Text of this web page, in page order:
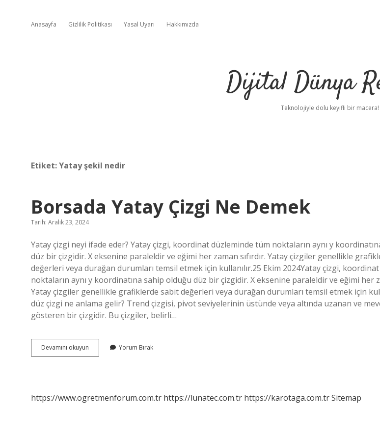
Anasayfa Gizlilik Politikası Yasal Uyarı Hakkımızda
Dijital Dünya
Teknolojiyle dolu keyifli bir macera!
Etiket:Yatay şekil nedir
Borsada Yatay Çizgi Ne Demek
Tarih: Aralık 23, 2024
Yatay çizgi neyi ifade eder? Yatay çizgi, koordinat düzleminde tüm noktaların aynı y
düz bir çizgidir. X eksenine paraleldir ve eğimi her zaman sıfırdır. Yatay çizgiler genellikle
değerleri veya durağan durumları temsil etmek için kullanılır.25 Ekim 2024Yatay çizgi,
noktaların aynı y koordinatına sahip olduğu düz bir çizgidir. X eksenine paraleldir ve eğimi her
Yatay çizgiler genellikle grafiklerde sabit değerleri veya durağan durumları temsil etmek için
düz çizgi ne anlama gelir? Trend çizgisi, pivot seviyelerinin üstünde veya altında uzanan ve
gösteren bir çizgidir. Bu çizgiler, belirli…
Devamını okuyun Borsada
Yatay
Yorum Bırak
https://www.ogretmenforum.com.tr https://lunatec.com.tr https://karotaga.com.trSitemap